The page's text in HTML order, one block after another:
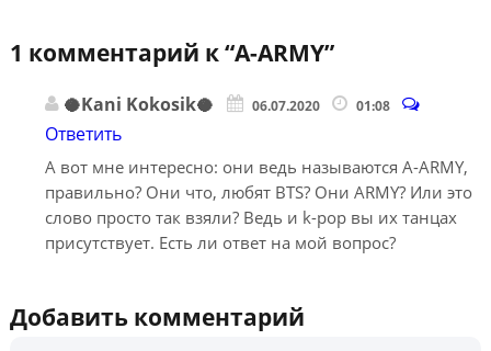
1 комментарий к “A-ARMY”
🥥Kani Kokosik🥥 06.07.2020 01:08
Ответить
А вот мне интересно: они ведь называются A-ARMY,
правильно? Они что, любят BTS? Они ARMY? Или это
слово просто так взяли? Ведь и k-pop вы их танцах
присутствует. Есть ли ответ на мой вопрос?
Добавить комментарий